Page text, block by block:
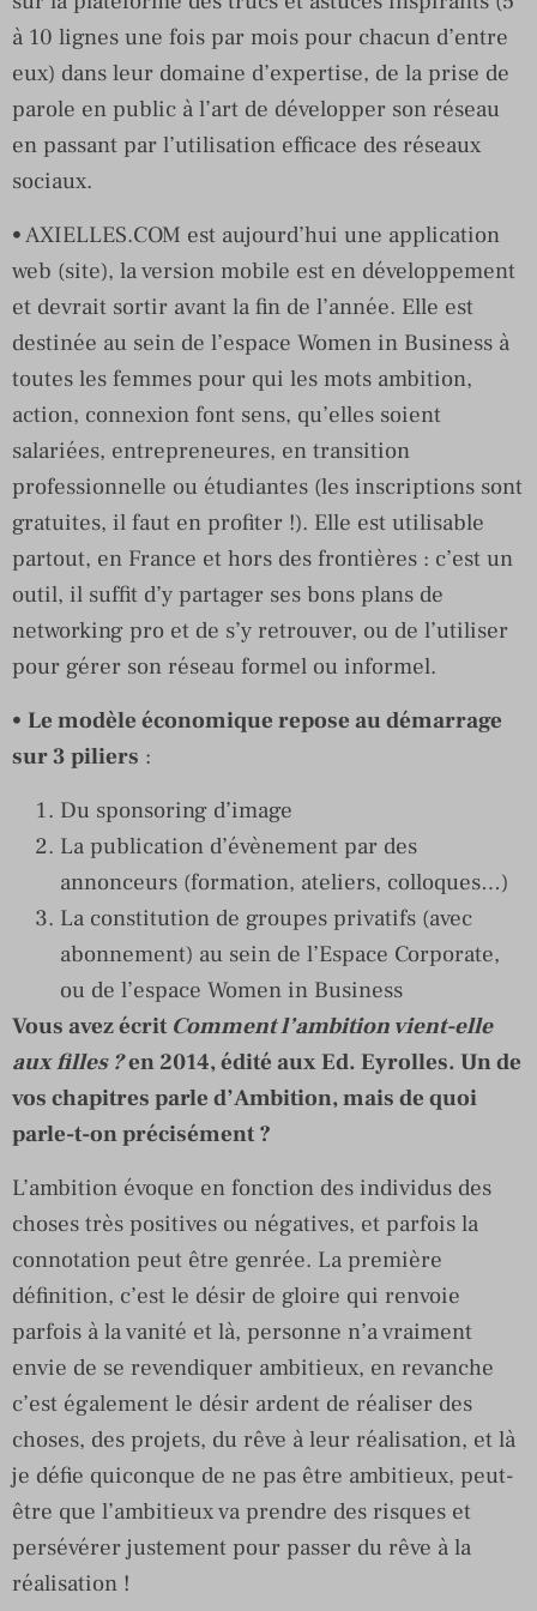
à 10 lignes une fois par mois pour chacun d’entre
eux) dans leur domaine d’expertise, de la prise de
parole en public à l’art de développer son réseau
en passant par l’utilisation efficace des réseaux
sociaux.
• AXIELLES.COM est aujourd’hui une application
web (site), la version mobile est en développement
et devrait sortir avant la fin de l’année. Elle est
destinée au sein de l’espace Women in Business à
toutes les femmes pour qui les mots ambition,
action, connexion font sens, qu’elles soient
salariées, entrepreneures, en transition
professionnelle ou étudiantes (les inscriptions sont
gratuites, il faut en profiter !). Elle est utilisable
partout, en France et hors des frontières : c’est un
outil, il suffit d’y partager ses bons plans de
networking pro et de s’y retrouver, ou de l’utiliser
pour gérer son réseau formel ou informel.
• Le modèle économique repose au démarrage
sur 3 piliers :
Du sponsoring d’image
La publication d’évènement par des
annonceurs (formation, ateliers, colloques…)
La constitution de groupes privatifs (avec
abonnement) au sein de l’Espace Corporate,
ou de l’espace Women in Business
Vous avez écrit Comment l’ambition vient-elle
aux filles ?en 2014, édité aux Ed. Eyrolles. Un de
vos chapitres parle d’Ambition, mais de quoi
parle-t-on précisément ?
L’ambition évoque en fonction des individus des
choses très positives ou négatives, et parfois la
connotation peut être genrée. La première
définition, c’est le désir de gloire qui renvoie
parfois à la vanité et là, personne n’a vraiment
envie de se revendiquer ambitieux, en revanche
c’est également le désir ardent de réaliser des
choses, des projets, du rêve à leur réalisation, et là
je défie quiconque de ne pas être ambitieux, peut-
être que l’ambitieux va prendre des risques et
persévérer justement pour passer du rêve à la
réalisation !